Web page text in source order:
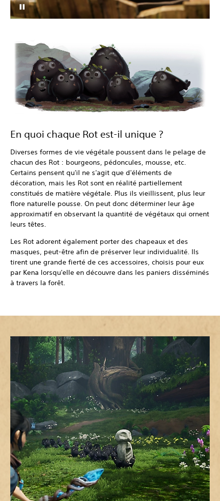
En quoi chaque Rot est-il unique ?
Diverses formes de vie végétale poussent dans le pelage de
chacun des Rot : bourgeons, pédoncules, mousse, etc.
Certains pensent qu'il ne s'agit que d'éléments de
décoration, mais les Rot sont en réalité partiellement
constitués de matière végétale. Plus ils vieillissent, plus leur
flore naturelle pousse. On peut donc déterminer leur âge
approximatif en observant la quantité de végétaux qui ornent
leurs têtes.
Les Rot adorent également porter des chapeaux et des
masques, peut-être afin de préserver leur individualité. Ils
tirent une grande fierté de ces accessoires, choisis pour eux
par Kena lorsqu'elle en découvre dans les paniers disséminés
à travers la forêt.